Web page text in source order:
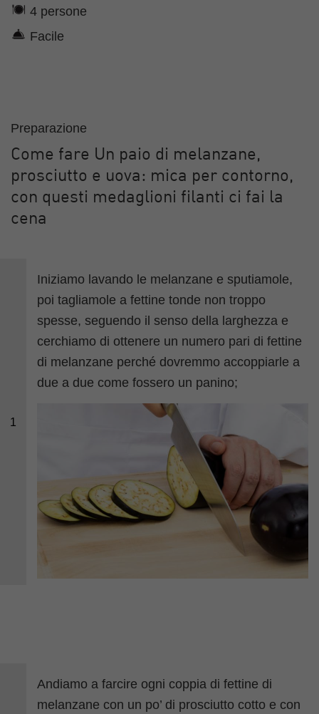
4 persone
Facile
Preparazione
Come fare Un paio di melanzane,
prosciutto e uova: mica per contorno,
con questi medaglioni filanti ci fai la
cena
1
Iniziamo lavando le melanzane e sputiamole,
poi tagliamole a fettine tonde non troppo
spesse, seguendo il senso della larghezza e
cerchiamo di ottenere un numero pari di fettine
di melanzane perché dovremmo accoppiarle a
due a due come fossero un panino;
Andiamo a farcire ogni coppia di fettine di
melanzane con un po’ di prosciutto cotto e con